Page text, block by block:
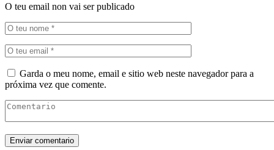
O teu email non vai ser publicado
Garda o meu nome, email e sitio web neste navegador para a
próxima vez que comente.